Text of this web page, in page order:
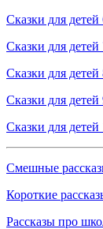
Сказки для детей
Сказки для детей
Сказки для детей
Сказки для детей
Сказки для детей
Смешные
Короткие
Рассказы про